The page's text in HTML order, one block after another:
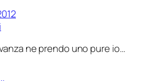
ne prendo uno pure io…